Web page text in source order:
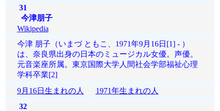
31
今津朋子
Wikipedia
今津 朋子（いまづ ともこ、1971年9月16日[1] - ）
は、奈良県出身の日本のミュージカル女優。声優。
元音楽座所属。東京国際大学人間社会学部福祉心理
学科卒業[2]
9月16日生まれの人
1971年生まれの人
32